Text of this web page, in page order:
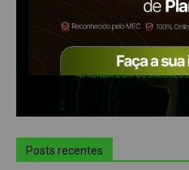
Posts recentes